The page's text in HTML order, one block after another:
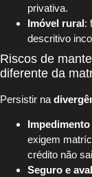
privativa.
Imóvel rural:
descritivo
Riscos de
diferente da
Persistir na
exigem
crédito não
Seguro e